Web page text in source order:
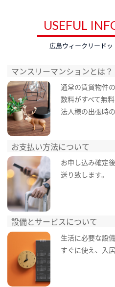
USEFUL
広島ウィークリード
マンスリーマンションとは？
通常の賃貸物件
数料がすべて無料
法人様の出張時
お支払い方法について
お申し込み確定
送り致します。
設備とサービスについて
生活に必要な設
すぐに使え、入